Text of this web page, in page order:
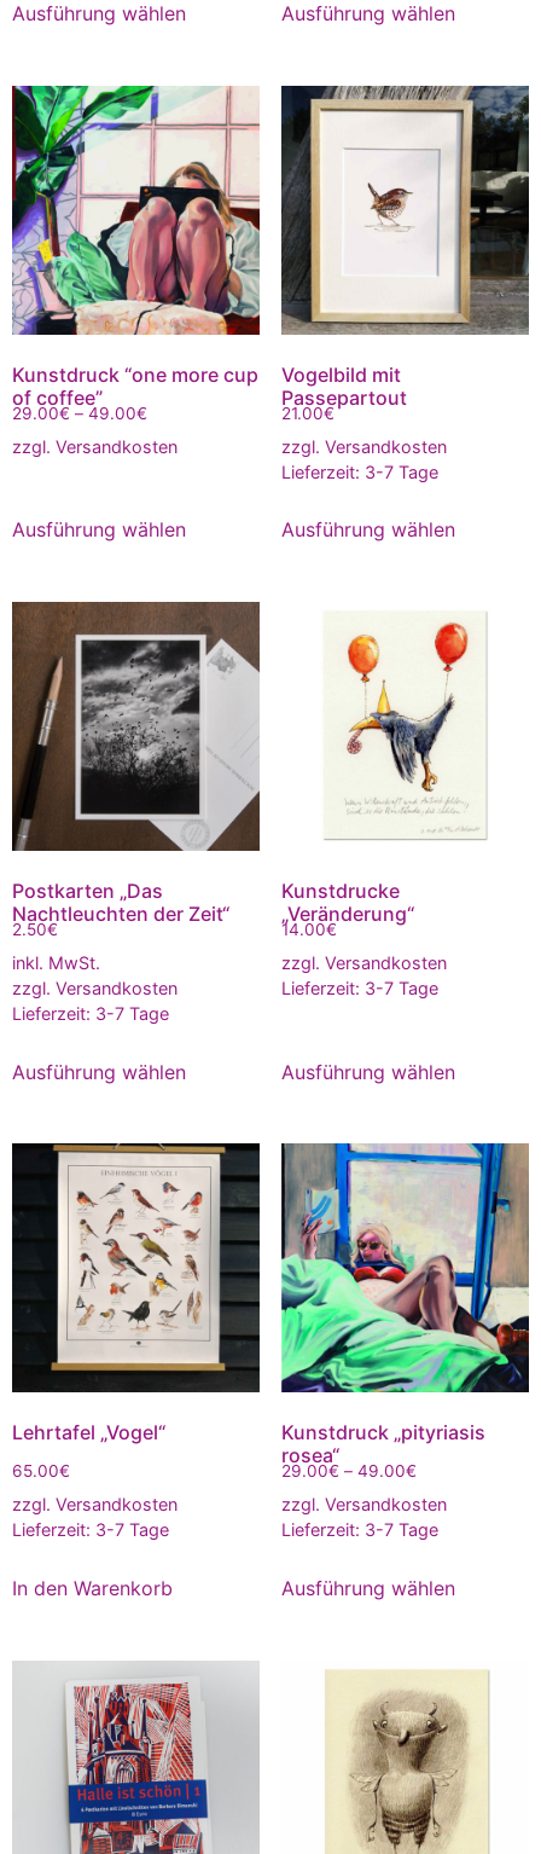
Ausführung wählen Ausführung wählen
Kunstdruck “one more cup
of coffee”
29.00€ – 49.00€
zzgl. Versandkosten
Ausführung wählen
Vogelbild mit
Passepartout
21.00€
zzgl. Versandkosten
Lieferzeit: 3-7 Tage
Ausführung wählen
Postkarten „Das
Nachtleuchten der Zeit“
2.50€
inkl. MwSt.
zzgl. Versandkosten
Lieferzeit: 3-7 Tage
Ausführung wählen
Kunstdrucke
„Veränderung“
14.00€
zzgl. Versandkosten
Lieferzeit: 3-7 Tage
Ausführung wählen
Lehrtafel „Vogel“
65.00€
zzgl. Versandkosten
Lieferzeit: 3-7 Tage
In den Warenkorb
Kunstdruck „pityriasis
rosea“
29.00€ – 49.00€
zzgl. Versandkosten
Lieferzeit: 3-7 Tage
Ausführung wählen